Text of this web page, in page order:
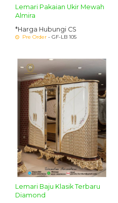
Lemari Pakaian Ukir Mewah
Almira
*Harga Hubungi CS
Pre Order - GF-LB 105
Lemari Baju Klasik Terbaru
Diamond